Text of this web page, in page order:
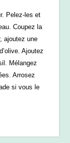
Pelez-les et
Coupez la
ajoutez une
Ajoutez
Mélangez
Arrosez
si vous le